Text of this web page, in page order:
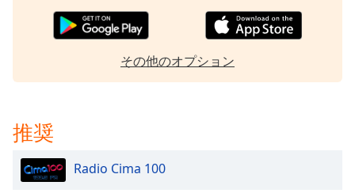
Text
Opacity
その他のオプション
推奨
Radio Cima 100